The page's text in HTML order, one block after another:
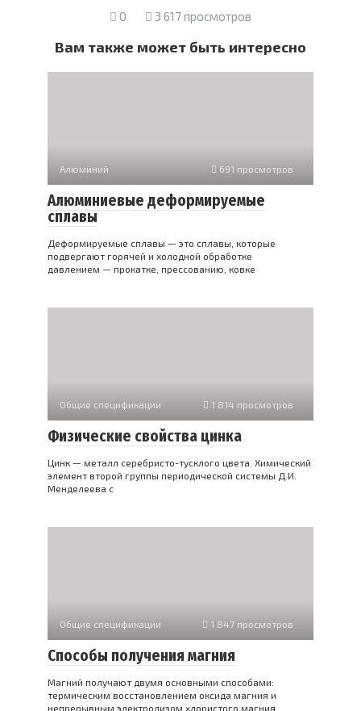
0 3 617 просмотров
Вам также может быть интересно
Алюминий 691 просмотров
Алюминиевые деформируемые
сплавы
Деформируемые сплавы — это сплавы, которые
подвергают горячей и холодной обработке
давлением — прокатке, прессованию, ковке
Общие спецификации 1 814 просмотров
Физические свойства цинка
Цинк — металл серебристо-тусклого цвета. Химический
элемент второй группы периодической системы Д.И.
Менделеева с
Общие спецификации 1 847 просмотров
Способы получения магния
Магний получают двумя основными способами:
термическим восстановлением оксида магния и
непрерывным электролизом хлористого магния.